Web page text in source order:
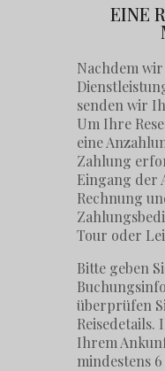
EINE
Nachdem
senden wir
Um Ihre
eine
Zahlung
Eingang der
Rechnung
Tour oder
Bitte geben
überprüfen
Reisedetails.
Ihrem
mindestens